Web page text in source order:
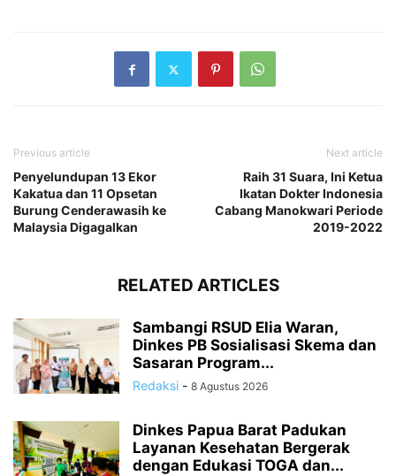
Previous article
Penyelundupan 13 Ekor
Kakatua dan 11 Opsetan
Burung Cenderawasih ke
Malaysia Digagalkan
Next article
Raih 31 Suara, Ini Ketua
Ikatan Dokter Indonesia
Cabang Manokwari Periode
2019-2022
RELATED ARTICLES
Sambangi RSUD Elia Waran,
Dinkes PB Sosialisasi Skema dan
Sasaran Program...
Redaksi - 8 Agustus 2026
Dinkes Papua Barat Padukan
Layanan Kesehatan Bergerak
dengan Edukasi TOGA dan...